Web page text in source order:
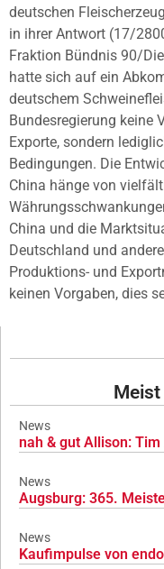
deutschen
in ihrer Antwort (17/
Fraktion Bündnis 90/
hatte sich auf ein
deutschem
Bundesregierung keine
Exporte, sondern
Bedingungen. Die
China hänge von
China und die
Deutschland und
Produktions- und
keinen Vorgaben, dies
Meist
News
nah & gut Allison:
News
Augsburg: 365.
News
Kaufimpulse von